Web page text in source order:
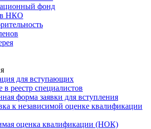
фонд
в НКО
для вступающих
в реестр специалистов
форма заявки для вступления
к независимой оценке квалификации
оценка квалификации (НОК)